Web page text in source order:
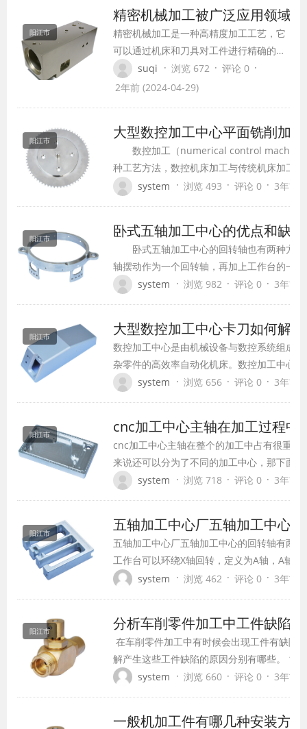
和发展趋势。
阳江市
精密机械加工被广泛应用领域
精密机械加工是一种高精度加工工艺，它
可以通过机床和刀具对工件进行精确的切
削和加工，以获得高精度的零部件。在工
业生产中，精密机械加工被广泛应用于各
suqi · 浏览 672 · 评论 0 ·
2年前 (2024-04-29)
阳江市 大型数控加工中心平面铣削
数控加工（numerical control
种工艺方法，数控机床加工与传统机床加工
了明显的变化。用数字信息控制零件和刀具
system · 浏览 493 · 评论 0 · 3年前
阳江市 卧式五轴加工中心的优点和
卧式五轴加工中心的回转轴也有两种方式
轴摆动作为一个回转轴，再加上工作台的一
立、卧转换配合工作台分度，对工件实现五
点：加工简便灵活，主轴立…
system · 浏览 982 · 评论 0 · 3年前
阳江市 大型数控加工中心卡刀如何
数控加工中心是由机械设备与数控系统组成
杂零件的高效率自动化机床。数控加工中心
高、应用最广泛的数控机床之一。那么，大
向相同，总之就是让自动换刀的刀臂脱离…
system · 浏览 656 · 评论 0 · 3年前
阳江市 cnc加工中心主轴在加工过程
​cnc加工中心主轴在整个的加工中占有很重要
来说还可以分为了不同的加工中心，那下面
了解一下。 一、不同的分类 cnc加工中心在
system · 浏览 718 · 评论 0 · 3年前
阳江市 五轴加工中心厂五轴加工中
五轴加工中心厂五轴加工中心的回转轴有两
工作台可以环绕X轴回转，定义为A轴，A轴
一个回转台，定义为C轴，C轴都是360度回
system · 浏览 462 · 评论 0 · 3年前
阳江市 分析车削零件加工中工件缺
在车削零件加工中有时候会出现工件有缺陷
解产生这些工件缺陷的原因分别有哪些。 1.
曲。应经校直和热外省处理。 2)工件装夹不
system · 浏览 660 · 评论 0 · 3年前
一般机加工件有哪几种安装方